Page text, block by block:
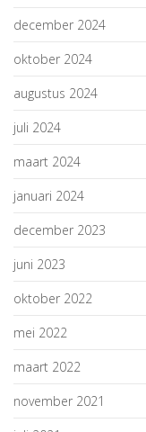
december 2024
oktober 2024
augustus 2024
juli 2024
maart 2024
januari 2024
december 2023
juni 2023
oktober 2022
mei 2022
maart 2022
november 2021